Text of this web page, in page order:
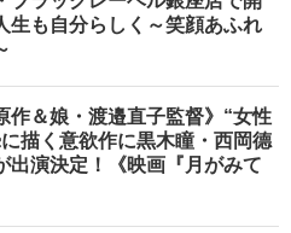
も自分らしく～笑顔あふれ
作＆娘・渡邉直子監督》“女性
描く意欲作に黒木瞳・西岡德
出演決定！《映画『月がみて